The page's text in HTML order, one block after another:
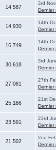
14 587
3rd
Dernier
14 930
14th
Dernier
16 749
14th
Dernier
30 618
3rd
Dernier
27 081
27th
Dernier
25 186
21st
Dernier
23 591
23rd
Dernier
21 502
2nd
Dernier